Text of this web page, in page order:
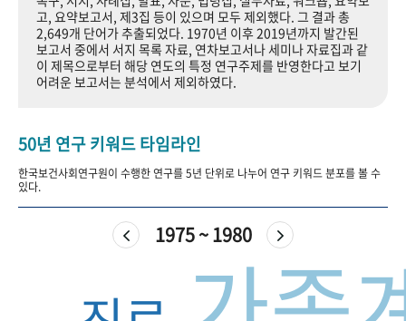
+1주년 기념
성과 50선 숫자로 보는 50년 50+1주년 광장
세계와 함께 한 KIHASA
VR 역사관
고, 요약보고서, 제3집 등이 있으며 모두 제외했다. 그 결과 총
2,649개 단어가 추출되었다. 1970년 이후 2019년까지 발간된
보고서 중에서 서지 목록 자료, 연차보고서나 세미나 자료집과 같
이 제목으로부터 해당 연도의 특정 연구주제를 반영한다고 보기
어려운 보고서는 분석에서 제외하였다.
50년 연구 키워드 타임라인
한국보건사회연구원이 수행한 연구를 5년 단위로 나누어 연구 키워드 분포를 볼 수
있다.
1975 ~ 1980